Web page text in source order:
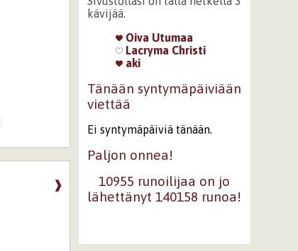
❱
kävijää.
Oiva Utumaa
Lacryma Christi
aki
Tänään syntymäpäiviään
viettää
Ei syntymäpäiviä tänään.
Paljon onnea!
10955 runoilijaa on jo
lähettänyt 140158 runoa!